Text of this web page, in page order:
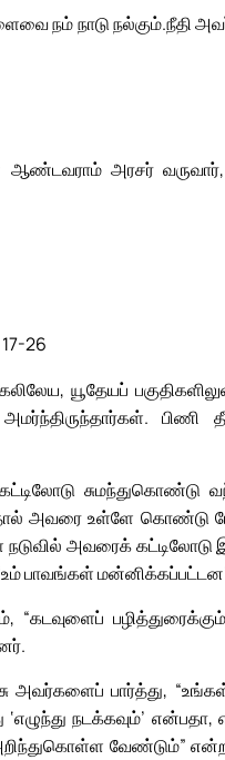
நம் நாடு நல்கும்.நீதி
அரசர்
26
யூதேயப்
அமர்ந்திருந்தார்கள்.
கட்டிலோடு
அவரை உள்ளே கொண்டு
நடுவில் அவரைக்
பாவங்கள்
“கடவுளைப்
பார்த்து,
நடக்கவும்’
வேண்டும்”